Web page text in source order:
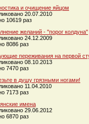
и очищение яйцом
20.07.2010
10619 раз
желаний - "порог колдуна"
24.12.2009
8086 раз
переживания на первой
08.10.2013
7470 раз
в душу грязными ногами!
11.04.2010
7173 раз
имена
29.06.2012
6870 раз